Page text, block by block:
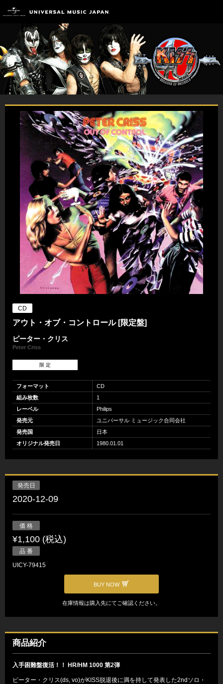
CD
アウト・オブ・コントロール [限定盤]
ピーター・クリス
Peter Criss
限 定
フォーマット
CD
組み枚数
1
レーベル
Philips
発売元
ユニバーサル ミュージック合同会社
発売国
日本
オリジナル発売日
1980.01.01
発売日
2020-12-09
価 格
¥1,100 (税込)
品 番
UICY-79415
BUY NOW
在庫情報は購入先にてご確認ください。
商品紹介
入手困難盤復活！！ HR/HM 1000 第2弾
ピーター・クリス(ds, vo)がKISS脱退後に満を持して発表した2ndソロ・